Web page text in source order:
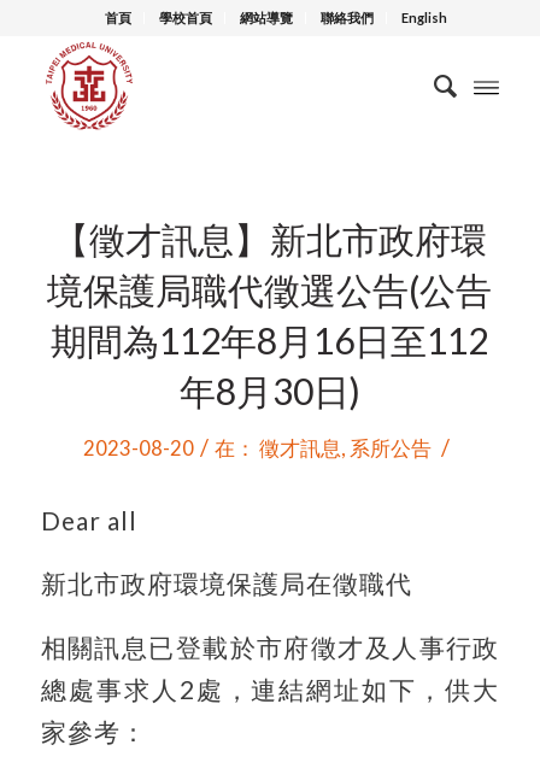
首頁 學校首頁 網站導覽 聯絡我們 English
【徵才訊息】新北市政府環
境保護局職代徵選公告(公告
期間為112年8月16日至112
年8月30日)
2023-08-20 / 在：徵才訊息, 系所公告 /
Dear all
新北市政府環境保護局在徵職代
相關訊息已登載於市府徵才及人事行政
總處事求人2處，連結網址如下，供大
家參考：